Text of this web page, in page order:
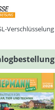
Verschlüsselung